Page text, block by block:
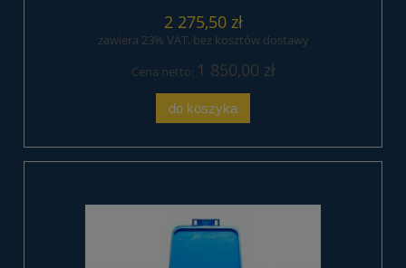
2 275,50 zł
zawiera 23% VAT, bez kosztów dostawy
Cena netto: 1 850,00 zł
do koszyka